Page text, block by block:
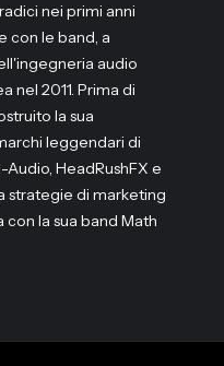
nei primi anni
con le band, a
audio
nel 2011. Prima di
la sua
leggendari di
HeadRushFX e
strategie di marketing
con la sua band Math